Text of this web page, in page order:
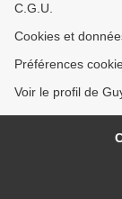
C.G.U.
Cookies et
Préférences
Voir le profil de